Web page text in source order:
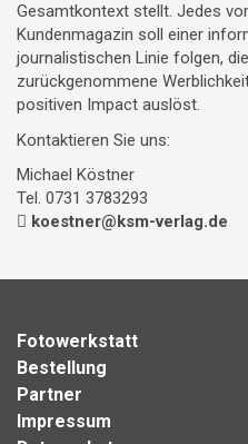
Gesamtkontext stellt. Jedes
Kundenmagazin soll einer
journalistischen Linie folgen,
zurückgenommene
positiven Impact auslöst.
Kontaktieren Sie uns:
Michael Köstner
Tel. 0731 3783293
koestner@ksm-verlag.de
Fotowerkstatt
Bestellung
Partner
Impressum